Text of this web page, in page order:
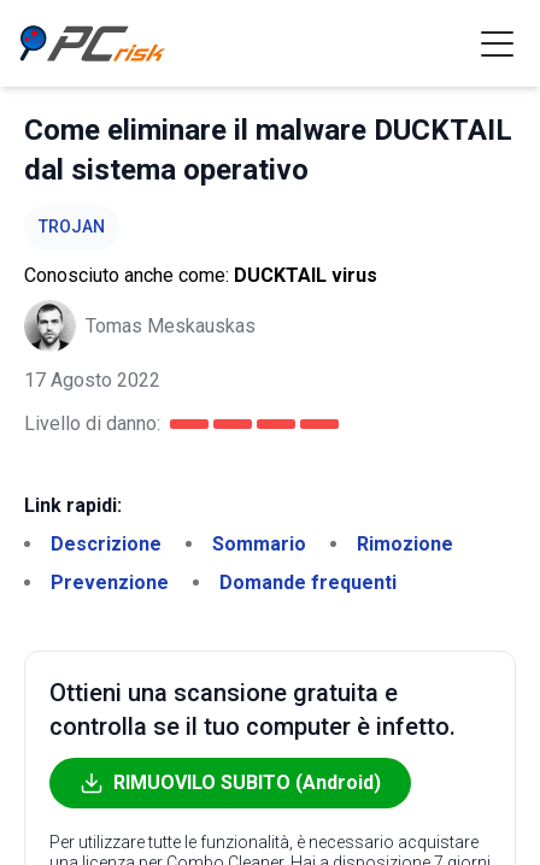
Come eliminare il malware DUCKTAIL
dal sistema operativo
TROJAN
Conosciuto anche come: DUCKTAIL virus
Tomas Meskauskas
17 Agosto 2022
Livello di danno:
Link rapidi:
Descrizione
Sommario
Rimozione
Prevenzione
Domande frequenti
Ottieni una scansione gratuita e
controlla se il tuo computer è infetto.
RIMUOVILO SUBITO (Android)
Per utilizzare tutte le funzionalità, è necessario acquistare